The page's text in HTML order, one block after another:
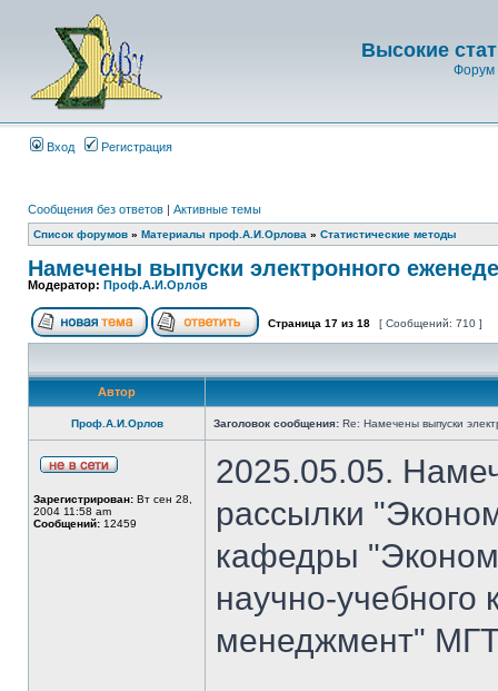
Высокие
Форум
Вход Регистрация
Сообщения без ответов | Активные темы
Список форумов » Материалы проф.А.И.Орлова » Статистические методы
Намечены выпуски электронного
Модератор: Проф.А.И.Орлов
Страница 17 из 18 [ Сообщений: 710 ]
Автор
Проф.А.И.Орлов Заголовок сообщения: Re: Намечены выпуски
Зарегистрирован: Вт сен 28,
2004 11:58 am
Сообщений: 12459
2025.05.05.
рассылки
кафедры
научно-
менеджмент"